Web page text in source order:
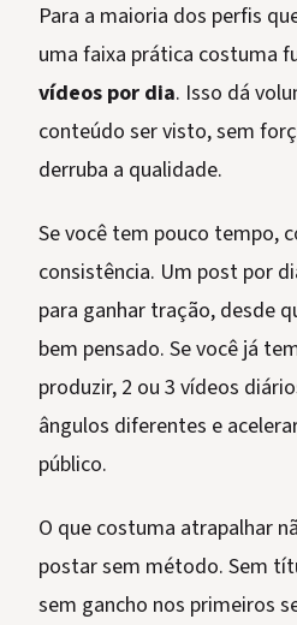
Para a maioria dos perfis
uma faixa prática costuma
vídeos por dia. Isso dá
conteúdo ser visto, sem
derruba a qualidade.
Se você tem pouco tempo,
consistência. Um post por
para ganhar tração, desde
bem pensado. Se você já
produzir, 2 ou 3 vídeos
ângulos diferentes e
público.
O que costuma atrapalhar
postar sem método. Sem
sem gancho nos primeiros